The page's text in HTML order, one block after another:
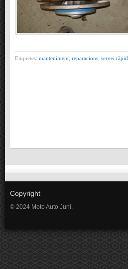
Etiquetes: manteniment reparacions servei ràpid
Copyright
© 2024 Moto Auto Juni.